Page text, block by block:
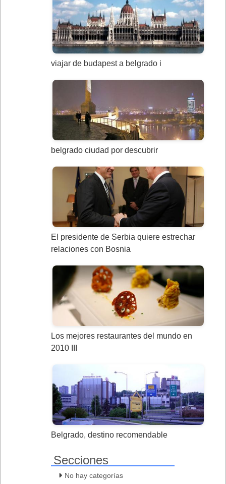
viajar de budapest a belgrado i
belgrado ciudad por descubrir
El presidente de Serbia quiere estrechar
relaciones con Bosnia
Los mejores restaurantes del mundo en
2010 III
Belgrado, destino recomendable
Secciones
No hay categorías